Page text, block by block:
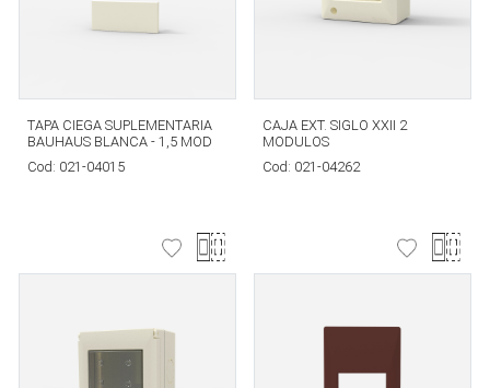
TAPA CIEGA SUPLEMENTARIA
BAUHAUS BLANCA - 1,5 MOD
Cod: 021-04015
CAJA EXT. SIGLO XXII 2
MODULOS
Cod: 021-04262